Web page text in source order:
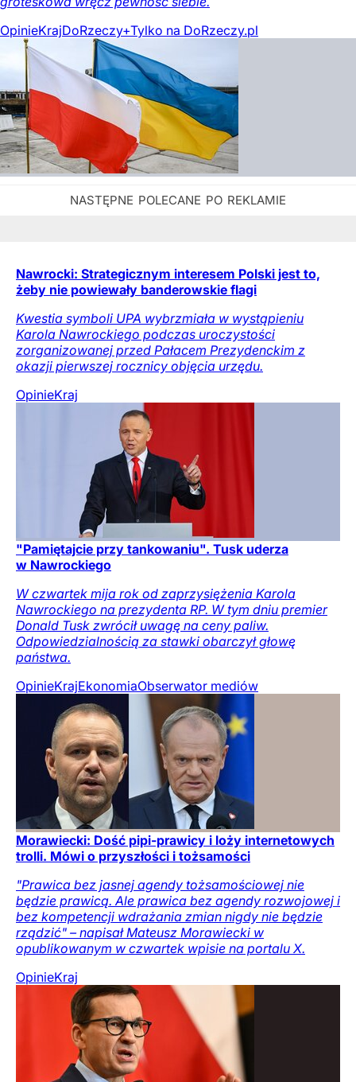
OpinieKrajDoRzeczy+Tylko na DoRzeczy.pl
Nawrocki: Strategicznym interesem Polski jest to,
żeby nie powiewały banderowskie flagi
Kwestia symboli UPA wybrzmiała w wystąpieniu
Karola Nawrockiego podczas uroczystości
zorganizowanej przed Pałacem Prezydenckim z
okazji pierwszej rocznicy objęcia urzędu.
OpinieKraj
"Pamiętajcie przy tankowaniu". Tusk uderza
w Nawrockiego
W czwartek mija rok od zaprzysiężenia Karola
Nawrockiego na prezydenta RP. W tym dniu premier
Donald Tusk zwrócił uwagę na ceny paliw.
Odpowiedzialnością za stawki obarczył głowę
państwa.
OpinieKrajEkonomiaObserwator mediów
Morawiecki: Dość pipi-prawicy i loży internetowych
trolli. Mówi o przyszłości i tożsamości
"Prawica bez jasnej agendy tożsamościowej nie
będzie prawicą. Ale prawica bez agendy rozwojowej i
bez kompetencji wdrażania zmian nigdy nie będzie
rządzić" – napisał Mateusz Morawiecki w
opublikowanym w czwartek wpisie na portalu X.
OpinieKraj